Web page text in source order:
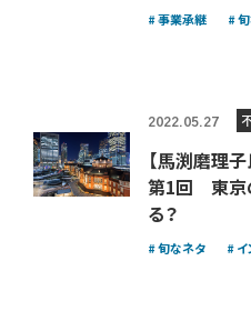
事業承継
2022.05.27
【馬渕磨理
第1回 東京
る？
旬なネタ